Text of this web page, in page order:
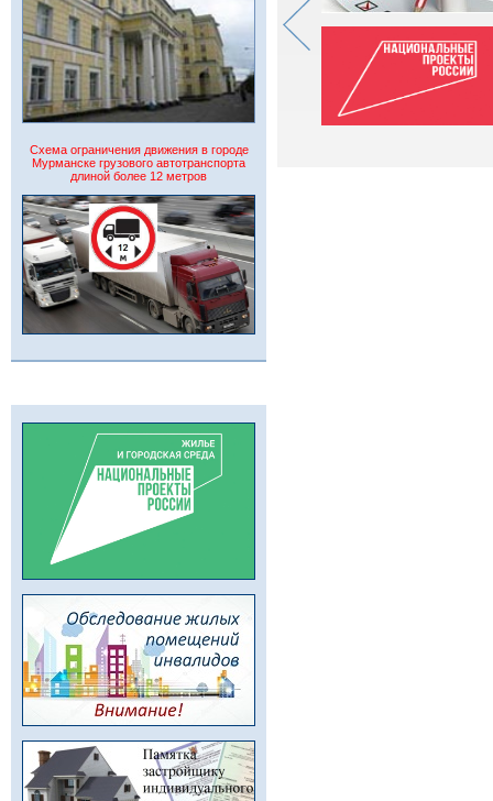
Схема ограничения движения в городе
Мурманске грузового автотранспорта
длиной более 12 метров